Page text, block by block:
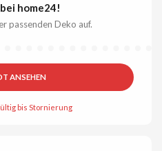
home24!
passenden Deko auf.
ANSEHEN
bis Stornierung